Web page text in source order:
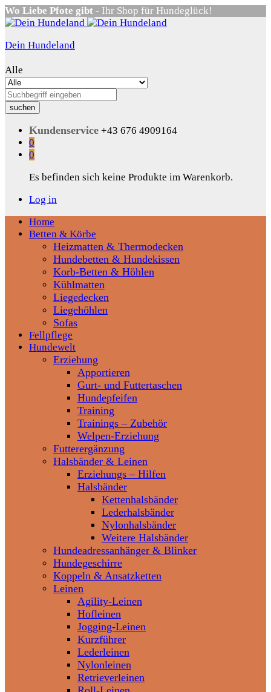
Wo Liebe Pfote gibt - Ihr Shop für Hundeglück!
Dein Hundeland
Alle
suchen
Kundenservice +43 676 4909164
0
0
Es befinden sich keine Produkte im Warenkorb.
Log in
Home
Betten & Körbe
Heizmatten & Thermodecken
Hundebetten & Hundekissen
Korb-Betten & Höhlen
Kühlmatten
Liegedecken
Liegehöhlen
Sofas
Fellpflege
Hundewelt
Erziehung
Apportieren
Gurt- und Futtertaschen
Hundepfeifen
Training
Trainings – Zubehör
Welpen-Erziehung
Futterergänzung
Halsbänder & Leinen
Erziehungs – Hilfen
Halsbänder
Kettenhalsbänder
Lederhalsbänder
Nylonhalsbänder
Weitere Halsbänder
Hundeadressanhänger & Blinker
Hundegeschirre
Koppeln & Ansatzketten
Leinen
Agility-Leinen
Hofleinen
Jogging-Leinen
Kurzführer
Lederleinen
Nylonleinen
Retrieverleinen